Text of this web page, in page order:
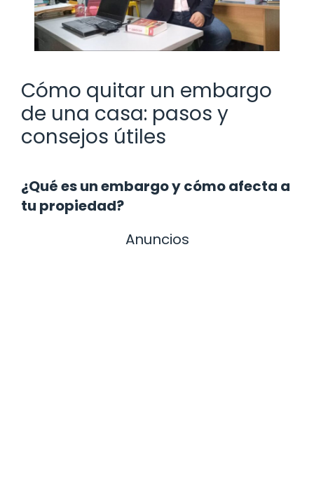
Cómo quitar un embargo
de una casa: pasos y
consejos útiles
¿Qué es un embargo y cómo afecta a
tu propiedad?
Anuncios